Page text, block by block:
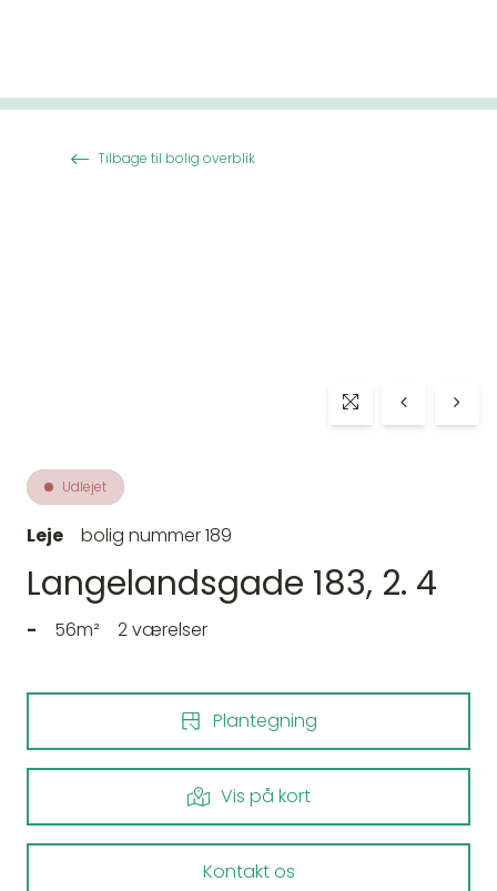
Tilbage til bolig overblik
Udlejet
Leje bolig nummer 189
Langelandsgade 183, 2. 4
- 56m² 2 værelser
Plantegning
Vis på kort
Kontakt os